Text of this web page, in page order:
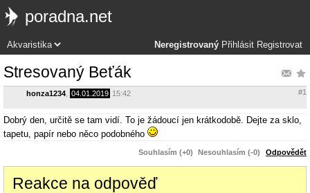
poradna.net
Neregistrovaný Přihlásit Registrovat
Stresovaný Beťák
honza1234 04.01.2019 15:42 #1
Dobrý den, určitě se tam vidí. To je žádoucí jen krátkodobě. Dejte za sklo,
tapetu, papír nebo něco podobného
Souhlasím (+0) Nesouhlasím (-0) Odpovědět
Reakce na odpověď